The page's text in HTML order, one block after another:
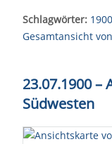
Schlagwörter: 1900
Gesamtansicht
23.07.1900
Südwesten